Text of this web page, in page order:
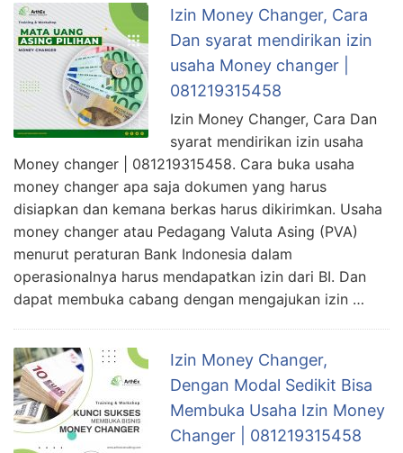
Izin Money Changer, Cara
Dan syarat mendirikan izin
usaha Money changer |
081219315458
Izin Money Changer, Cara Dan
syarat mendirikan izin usaha
Money changer | 081219315458. Cara buka usaha
money changer apa saja dokumen yang harus
disiapkan dan kemana berkas harus dikirimkan. Usaha
money changer atau Pedagang Valuta Asing (PVA)
menurut peraturan Bank Indonesia dalam
operasionalnya harus mendapatkan izin dari BI. Dan
dapat membuka cabang dengan mengajukan izin …
Izin Money Changer,
Dengan Modal Sedikit Bisa
Membuka Usaha Izin Money
Changer | 081219315458